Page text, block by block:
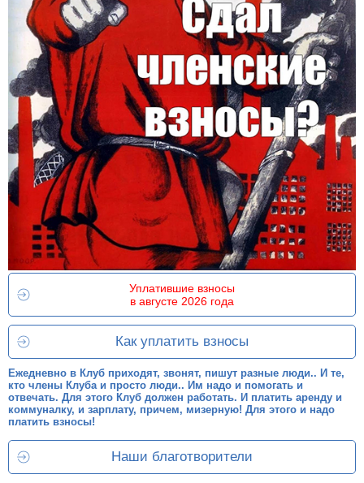
Уплатившие взносы
в августе 2026 года
Как уплатить взносы
Ежедневно в Клуб приходят, звонят, пишут разные люди.. И те,
кто члены Клуба и просто люди.. Им надо и помогать и
отвечать. Для этого Клуб должен работать. И платить аренду и
коммуналку, и зарплату, причем, мизерную! Для этого и надо
платить взносы!
Наши благотворители